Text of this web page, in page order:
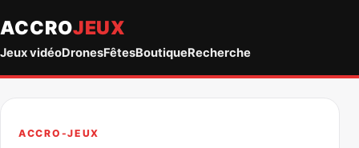
ACCROJEUX
Jeux vidéoDronesFêtesBoutiqueRecherche
ACCRO-JEUX